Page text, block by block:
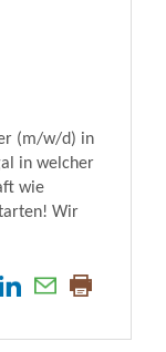
(m/w/d) in
in welcher
wie
Wir